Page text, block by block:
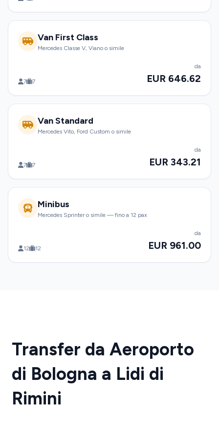
Van First Class
Mercedes Classe V, Viano o simile
7 7
da
EUR 646.62
Van Standard
Mercedes Vito, Ford Custom o simile
7 7
da
EUR 343.21
Minibus
Mercedes Sprinter o simile — fino a 12 pax
12 12
da
EUR 961.00
Transfer da Aeroporto
di Bologna a Lidi di
Rimini